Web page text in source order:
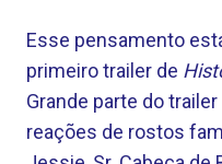
Esse pensamento
primeiro trailer de
Grande parte do
reações de rostos